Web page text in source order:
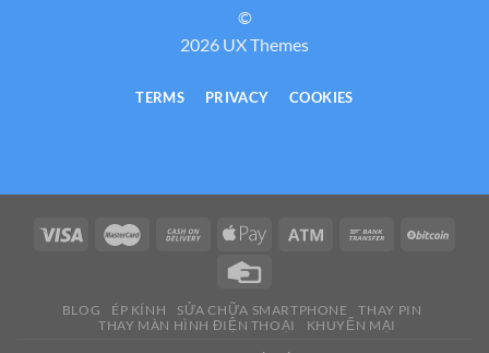
©
2026 UX Themes
TERMS PRIVACY COOKIES
BLOG ÉP KÍNH SỬA CHỮA SMARTPHONE
THAY PIN
THAY MÀN HÌNH ĐIỆN THOẠI
KHUYẾN MẠI